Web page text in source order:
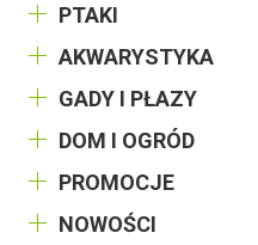
PTAKI
AKWARYSTYKA
GADY I PŁAZY
DOM I OGRÓD
PROMOCJE
NOWOŚCI